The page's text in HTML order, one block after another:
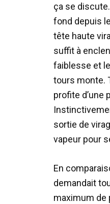
ça se
fond depuis
tête haute
suffit à
faiblesse et
tours monte.
profite d’une
sortie de
vapeur pour
En
demandait
maximum de